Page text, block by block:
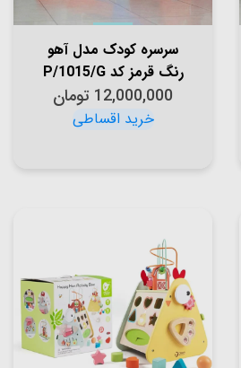
سرسره کودک مدل آهو
رنگ قرمز کد P/1015/G
12,000,000 تومان